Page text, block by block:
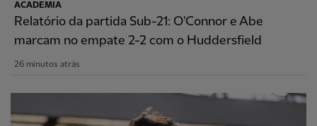
ACADEMIA
Relatório da partida Sub-21: O'Connor e Abe
marcam no empate 2-2 com o Huddersfield
26 minutos atrás